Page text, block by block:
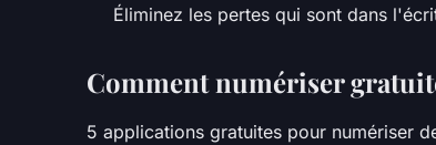
Éliminez les pertes qui sont dans
Comment numériser
5 applications gratuites pour numériser